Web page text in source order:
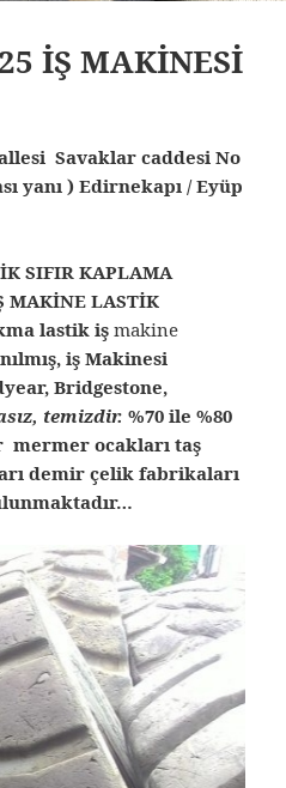
İŞ MAKİNESİ
Savaklar caddesi No
yanı ) Edirnekapı / Eyüp
SIFIR KAPLAMA
MAKİNE LASTİK
lastik işmakine
iş Makinesi
Bridgestone,
temizdir. %70 ile %80
mermer ocakları taş
demir çelik fabrikaları